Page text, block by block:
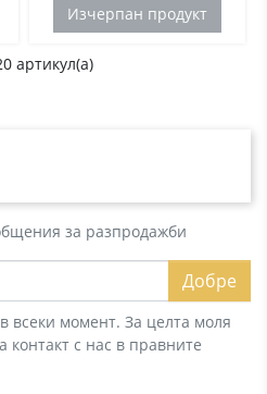
Изчерпан продукт
артикул(а)
за разпродажби
Добре
всеки момент. За целта моля
с нас в правните